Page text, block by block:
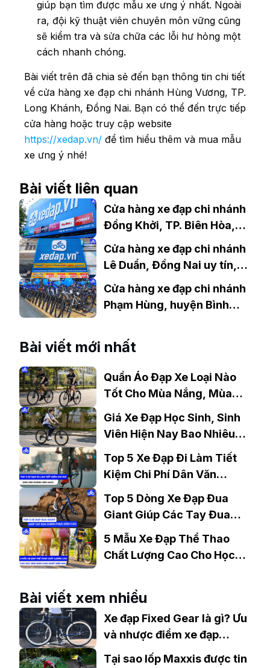
giúp bạn tìm được mẫu xe ưng ý nhất. Ngoài
ra, đội kỹ thuật viên chuyên môn vững cũng
sẽ kiểm tra và sửa chữa các lỗi hư hỏng một
cách nhanh chóng.
Bài viết trên đã chia sẻ đến bạn thông tin chi tiết
về cửa hàng xe đạp chi nhánh Hùng Vương, TP.
Long Khánh, Đồng Nai. Bạn có thể đến trực tiếp
cửa hàng hoặc truy cập website
https://xedap.vn/ để tìm hiểu thêm và mua mẫu
xe ưng ý nhé!
Bài viết liên quan
Cửa hàng xe đạp chi nhánh
Đồng Khởi, TP. Biên Hòa,
Đồng Nai
Cửa hàng xe đạp chi nhánh
Lê Duẩn, Đồng Nai uy tín,
giá tốt
Cửa hàng xe đạp chi nhánh
Phạm Hùng, huyện Bình
Bài viết mới nhất
Quần Áo Đạp Xe Loại Nào
Tốt Cho Mùa Nắng, Mùa
Mưa?
Giá Xe Đạp Học Sinh, Sinh
Viên Hiện Nay Bao Nhiêu?
Gợi Ý Mẫu Đáng Mua
Top 5 Xe Đạp Đi Làm Tiết
Kiệm Chi Phí Dân Văn
Phòng Nên Mua?
Top 5 Dòng Xe Đạp Đua
Giant Giúp Các Tay Đua
Chinh Phục Đỉnh Cao
5 Mẫu Xe Đạp Thể Thao
Chất Lượng Cao Cho Học
Bài viết xem nhiều
Xe đạp Fixed Gear là gì? Ưu
và nhược điểm xe đạp
không thắng
Tại sao lốp Maxxis được tin